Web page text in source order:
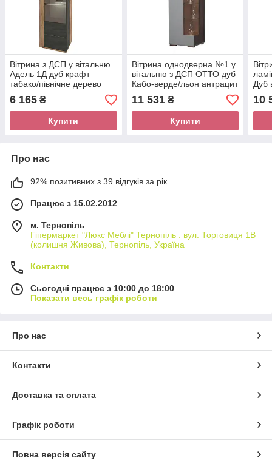
Вітрина з ДСП у вітальню
Адель 1Д дуб крафт
табако/північне дерево
Сокме
6 165 ₴
Купити
Вітрина однодверна №1 у
вітальню з ДСП ОТТО дуб
Кабо-верде/льон антрацит
Скай
11 531₴
Купити
Дуб
10
Про нас
92% позитивних з 39 відгуків за рік
Працює з 15.02.2012
м. Тернопіль
Гіпермаркет "Люкс Меблі" Тернопіль : вул. Торговиця 1В
(колишня Живова), Тернопіль, Україна
Контакти
Сьогодні працює з 10:00 до 18:00
Показати весь графік роботи
Про нас
Контакти
Доставка та оплата
Графік роботи
Повна версія сайту